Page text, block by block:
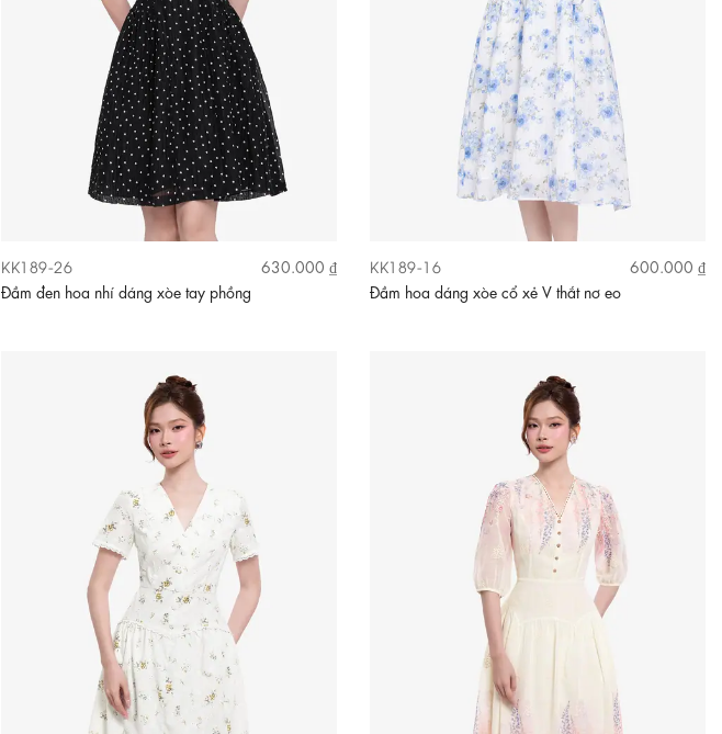
KK189-26
630.000 ₫
Đầm đen hoa nhí dáng xòe tay phồng
KK189-16
600.000 ₫
Đầm hoa dáng xòe cổ xẻ V thắt nơ eo